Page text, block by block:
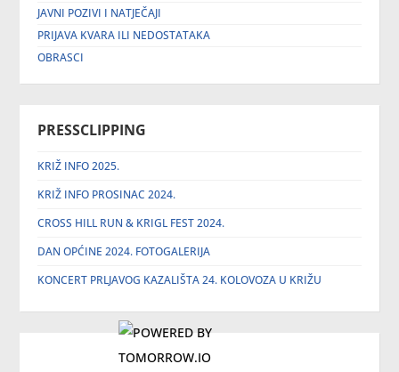
JAVNI POZIVI I NATJEČAJI
PRIJAVA KVARA ILI NEDOSTATAKA
OBRASCI
PRESSCLIPPING
KRIŽ INFO 2025.
KRIŽ INFO PROSINAC 2024.
CROSS HILL RUN & KRIGL FEST 2024.
DAN OPĆINE 2024. FOTOGALERIJA
KONCERT PRLJAVOG KAZALIŠTA 24. KOLOVOZA U KRIŽU